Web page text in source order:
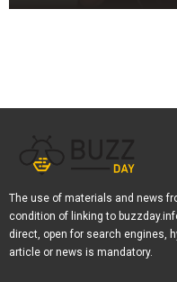
The use of materials and news
condition of linking to
direct, open for search engines,
article or news is mandatory.